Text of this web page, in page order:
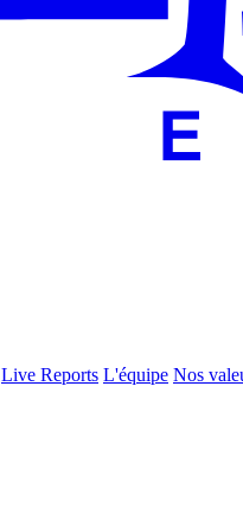
Live Reports L'équipe Nos